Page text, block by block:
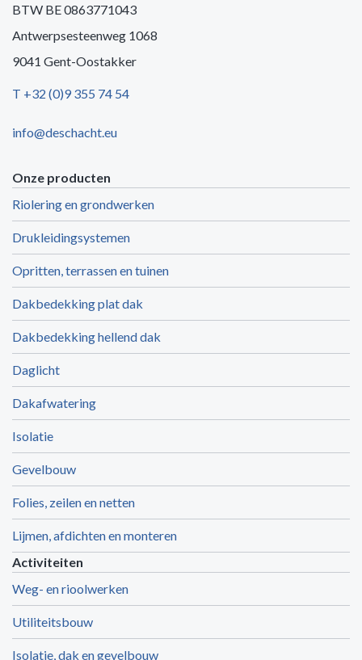
BTW BE 0863771043
Antwerpsesteenweg 1068
9041 Gent-Oostakker
T +32 (0)9 355 74 54
info@deschacht.eu
Onze producten
Riolering en grondwerken
Drukleidingsystemen
Opritten, terrassen en tuinen
Dakbedekking plat dak
Dakbedekking hellend dak
Daglicht
Dakafwatering
Isolatie
Gevelbouw
Folies, zeilen en netten
Lijmen, afdichten en monteren
Activiteiten
Weg- en rioolwerken
Utiliteitsbouw
Isolatie, dak en gevelbouw